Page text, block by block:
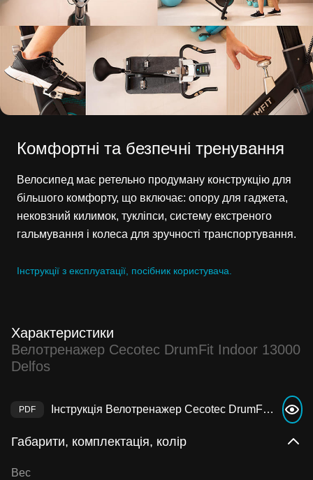
Комфортні та безпечні тренування
Велосипед має ретельно продуману конструкцію для
більшого комфорту, що включає: опору для гаджета,
нековзний килимок, тукліпси, систему екстреного
гальмування і колеса для зручності транспортування.
Інструкції з експлуатації, посібник користувача.
Характеристики
Велотренажер Cecotec DrumFit Indoor 13000
Delfos
Інструкція Велотренажер Cecotec DrumFit Indoor 13000 Delfos
Габарити, комплектація, колір
Вес